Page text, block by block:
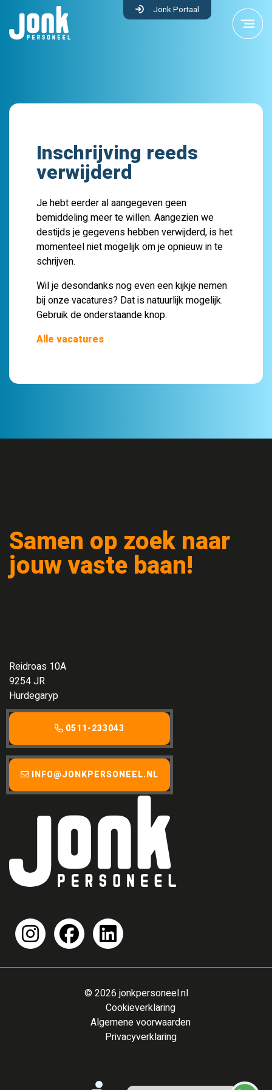
Jonk Portaal
Inschrijving reeds
verwijderd
Je hebt eerder al aangegeven geen
bemiddeling meer te willen. Aangezien we
destijds je gegevens hebben verwijderd, is het
momenteel niet mogelijk om je opnieuw in te
schrijven.
Wil je desondanks nog even een kijkje nemen
bij onze vacatures? Dat is natuurlijk mogelijk.
Gebruik de onderstaande knop.
Alle vacatures
Samen op zoek naar
jouw vaste baan!
Reidroas 10A
9254 JR
Hurdegaryp
0511-233043
INFO@JONKPERSONEEL.NL
© 2026 jonkpersoneel.nl
Cookieverklaring
Algemene voorwaarden
Privacyverklaring